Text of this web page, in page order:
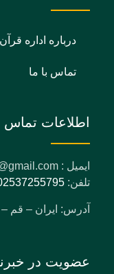
درباره اداره
تماس با ما
اطلاعات تماس
ایمیل : info@gmail.com
تلفن:
آدرس: ایران –
عضویت در